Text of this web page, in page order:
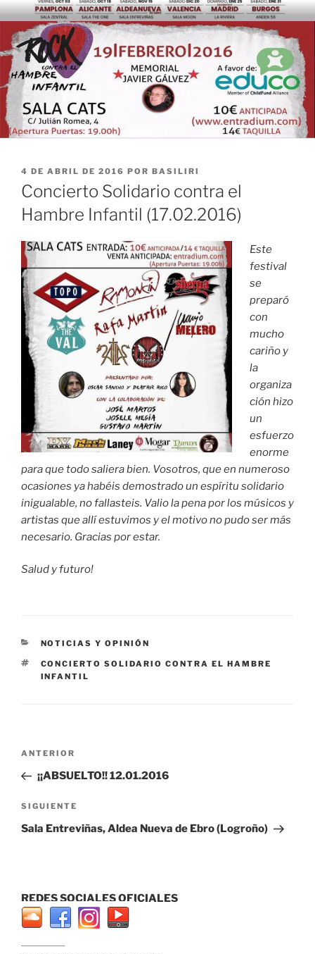
Saltar
al
contenido
PUBLICADO
EL
4 DE ABRIL DE 2016 POR BASILIRI
Concierto Solidario contra el
Hambre Infantil (17.02.2016)
Este
festival
se
preparó
con
mucho
cariño y
la
organiza
ción hizo
un
esfuerzo
enorme
para que todo saliera bien. Vosotros, que en numeroso
ocasiones ya habéis demostrado un espíritu solidario
inigualable, no fallasteis. Valio la pena por los músicos y
artistas que allí estuvimos y el motivo no pudo ser más
necesario. Gracias por estar.
Salud y futuro!
CATEGORÍAS
NOTICIAS Y OPINIÓN
ETIQUETAS
CONCIERTO SOLIDARIO CONTRA EL HAMBRE
INFANTIL
Navegación
entradas
Entrada
anterior:
ANTERIOR
¡¡ABSUELTO!! 12.01.2016
Siguiente
entrada
SIGUIENTE
Sala Entreviñas, Aldea Nueva de Ebro (Logroño)
REDES SOCIALES OFICIALES
...............................